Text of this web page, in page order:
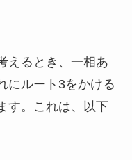
えるとき、一相あ
にルート3をかける
す。これは、以下